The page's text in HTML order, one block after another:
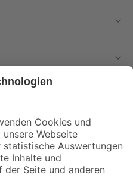
Aktionen mehr verpassen!